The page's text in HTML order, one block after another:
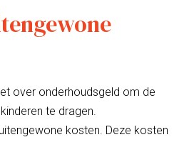
over onderhoudsgeld om de
te dragen.
kosten. Deze kosten